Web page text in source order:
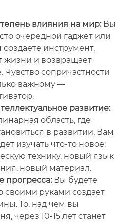
влияния на мир:Вы
очередной гаджет или
инструмент,
жизни и возвращает
сопричастности
важному —
развитие:
область, где
в развитии. Вам
изучать что-то новое:
технику, новый язык
новый материал.
прогресса:Вы будете
своими руками создает
То, над чем вы
через 10-15 лет станет